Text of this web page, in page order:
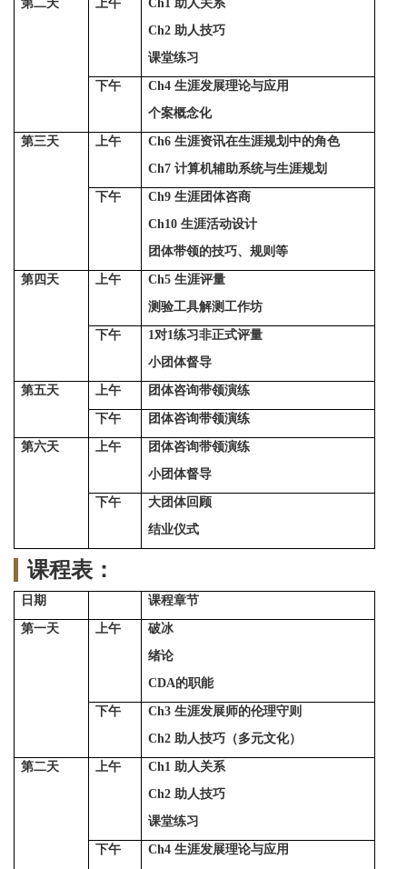
第二天 上午 Ch1
助人关系
Ch2 助人技巧
课堂练习
下午 Ch4生涯发展理论与应用
个案概念化
第三天 上午 Ch6生涯资讯在生涯规划中的角色
Ch7计算机辅助系统与生涯规划
下午 Ch9生涯团体咨商
Ch10生涯活动设计
团体带领的技巧、规则等
第四天 上午 Ch5生涯评量
测验工具解测工作坊
下午 1 对1练习非正式评量
小团体督导
第五天 上午 团体咨询带领演练
下午 团体咨询带领演练
第六天 上午
团体咨询带领演练
小团体督导
下午
大团体回顾
结业仪式
课程表：
日期 课程章节
第一天 上午
破冰
绪论
CDA的职能
下午 Ch3生涯发展师的伦理守则
Ch2 助人技巧（多元文化）
第二天 上午 Ch1
助人关系
Ch2 助人技巧
课堂练习
下午 Ch4生涯发展理论与应用